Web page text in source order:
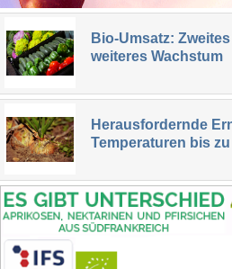
Bio-Umsatz:
weiteres Wachstum
Herausfordernde
Temperaturen bis zu